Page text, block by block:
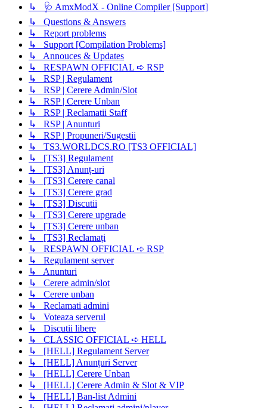
↳ 🩺 AmxModX - Online Compiler [Support]
↳ Questions & Answers
↳ Report problems
↳ Support [Compilation Problems]
↳ Annouces & Updates
↳ RESPAWN OFFICIAL ➪ RSP
↳ RSP | Regulament
↳ RSP | Cerere Admin/Slot
↳ RSP | Cerere Unban
↳ RSP | Reclamatii Staff
↳ RSP | Anunturi
↳ RSP | Propuneri/Sugestii
↳ TS3.WORLDCS.RO [TS3 OFFICIAL]
↳ [TS3] Regulament
↳ [TS3] Anunț-uri
↳ [TS3] Cerere canal
↳ [TS3] Cerere grad
↳ [TS3] Discutii
↳ [TS3] Cerere upgrade
↳ [TS3] Cerere unban
↳ [TS3] Reclamați
↳ RESPAWN OFFICIAL ➪ RSP
↳ Regulament server
↳ Anunturi
↳ Cerere admin/slot
↳ Cerere unban
↳ Reclamati admini
↳ Voteaza serverul
↳ Discutii libere
↳ CLASSIC OFFICIAL ➪ HELL
↳ [HELL] Regulament Server
↳ [HELL] Anunțuri Server
↳ [HELL] Cerere Unban
↳ [HELL] Cerere Admin & Slot & VIP
↳ [HELL] Ban-list Admini